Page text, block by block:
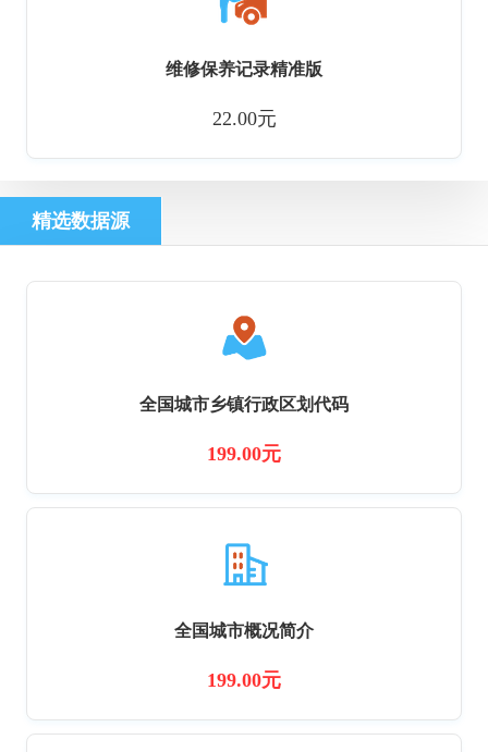
维修保养记录精准版
22.00元
精选数据源
全国城市乡镇行政区划代码
199.00元
全国城市概况简介
199.00元